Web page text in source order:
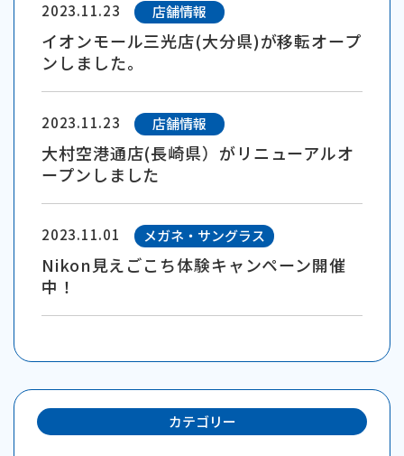
2023.11.23 店舗情報
イオンモール三光店(大分県)が移転オープ
ンしました。
2023.11.23 店舗情報
大村空港通店(長崎県）がリニューアルオ
ープンしました
2023.11.01 メガネ・サングラス
Nikon見えごこち体験キャンペーン開催
中！
カテゴリー